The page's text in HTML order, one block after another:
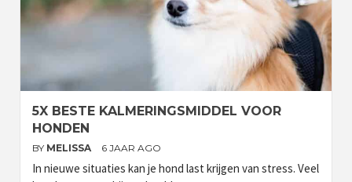
5X BESTE KALMERINGSMIDDEL VOOR
HONDEN
BY MELISSA 6 JAAR AGO
In nieuwe situaties kan je hond last krijgen van stress. Veel